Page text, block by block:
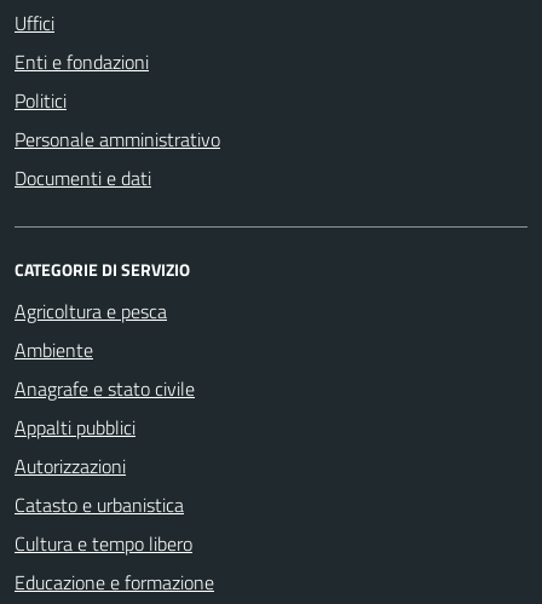
Uffici
Enti e fondazioni
Politici
Personale amministrativo
Documenti e dati
CATEGORIE DI SERVIZIO
Agricoltura e pesca
Ambiente
Anagrafe e stato civile
Appalti pubblici
Autorizzazioni
Catasto e urbanistica
Cultura e tempo libero
Educazione e formazione